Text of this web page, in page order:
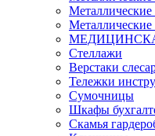
Стеллажи
Верстаки
Тележки
Сумочницы
Шкафы
Скамья